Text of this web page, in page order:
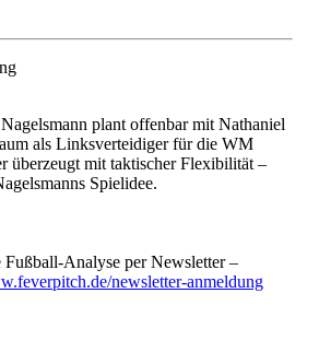
plant offenbar mit Nathaniel
als Linksverteidiger für die WM
überzeugt mit taktischer Flexibilität –
Spielidee.
Fußball-Analyse per Newsletter –
newsletter-anmeldung